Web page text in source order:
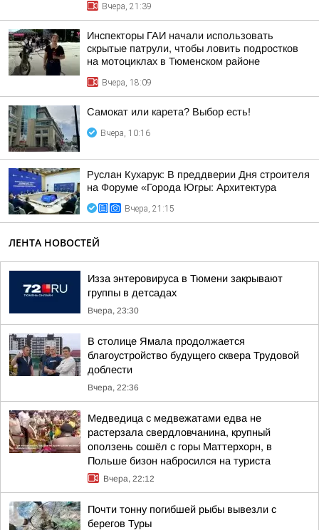
Вчера, 21:39
Инспекторы ГАИ начали использовать
скрытые патрули, чтобы ловить подростков
на мотоциклах в Тюменском районе
Вчера, 18:09
Самокат или карета? Выбор есть!
Вчера, 10:16
Руслан Кухарук: В преддверии Дня строителя
на Форуме «Города Югры: Архитектура
Вчера, 21:15
ЛЕНТА НОВОСТЕЙ
Изза энтеровируса в Тюмени закрывают
группы в детсадах
Вчера, 23:30
В столице Ямала продолжается
благоустройство будущего сквера Трудовой
доблести
Вчера, 22:36
Медведица с медвежатами едва не
растерзала свердловчанина, крупный
оползень сошёл с горы Маттерхорн, в
Польше бизон набросился на туриста
Вчера, 22:12
Почти тонну погибшей рыбы вывезли с
берегов Туры